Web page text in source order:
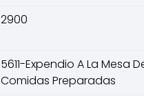
2900
5611-Expendio A La Mesa
Comidas Preparadas